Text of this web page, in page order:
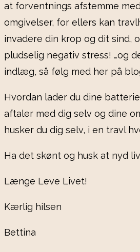
at forventnings afstemme
omgivelser, for ellers kan
invadere din krop og dit sind,
pludselig negativ stress! …og
indlæg, så følg med her på
Hvordan lader du dine
aftaler med dig selv og dine
husker du dig selv, i en travl
Ha det skønt og husk at nyd
Længe Leve Livet!
Kærlig hilsen
Bettina